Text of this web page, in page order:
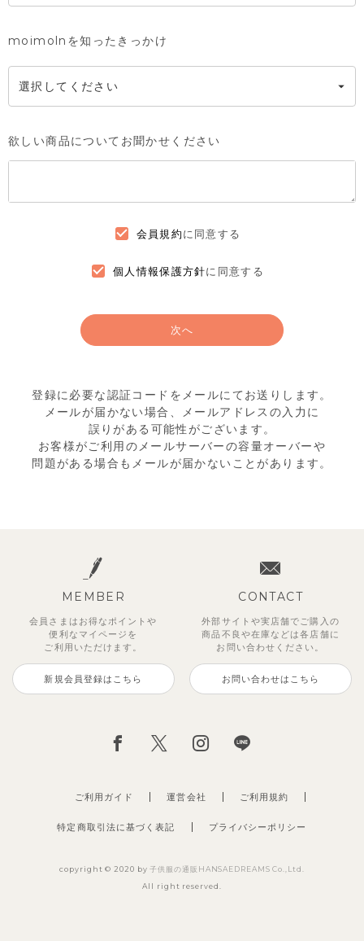
moimolnを知ったきっかけ
欲しい商品についてお聞かせください
会員規約に同意する
個人情報保護方針に同意する
次へ
登録に必要な認証コードをメールにてお送りします。
メールが届かない場合、メールアドレスの入力に
誤りがある可能性がございます。
お客様がご利用のメールサーバーの容量オーバーや
問題がある場合もメールが届かないことがあります。
MEMBER
会員さまはお得なポイントや
便利な マイページを
ご利用いただけます。
新規会員登録はこちら
CONTACT
外部サイトや実店舗でご購入の
商品不良や在庫などは各店舗に
お問い合わせください。
お問い合わせはこちら
ご利用ガイド 運営会社
特定商取引法に基づく表記 プライバシーポリシー
ご利用規約
copyright © 2020 by子供服の通販HANSAEDREAMS Co.,Ltd.
All right reserved.